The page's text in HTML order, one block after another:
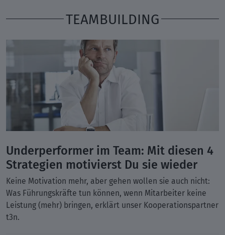
TEAMBUILDING
Underperformer im Team: Mit diesen 4
Strategien motivierst Du sie wieder
Keine Motivation mehr, aber gehen wollen sie auch nicht:
Was Führungskräfte tun können, wenn Mitarbeiter keine
Leistung (mehr) bringen, erklärt unser Kooperationspartner
t3n.